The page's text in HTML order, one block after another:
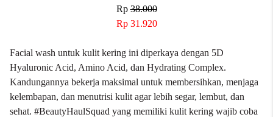
Rp38.000
Rp 31.920
Facial wash untuk kulit kering ini diperkaya dengan 5D
Hyaluronic Acid, Amino Acid, dan Hydrating Complex.
Kandungannya bekerja maksimal untuk membersihkan, menjaga
kelembapan, dan menutrisi kulit agar lebih segar, lembut, dan
sehat. #BeautyHaulSquad yang memiliki kulit kering wajib coba